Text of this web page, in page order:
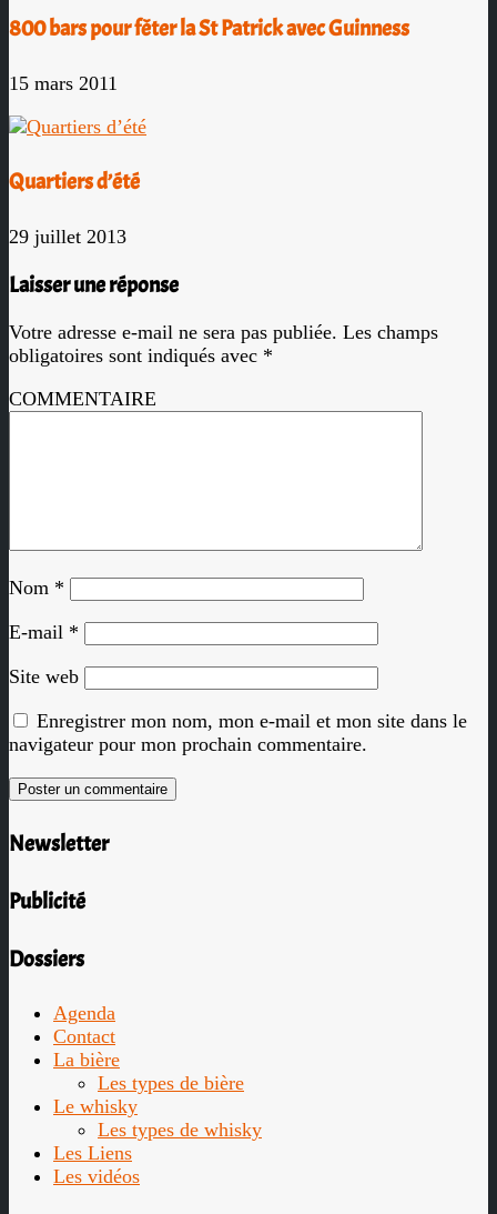
800 bars pour fêter la St Patrick avec Guinness
15 mars 2011
Quartiers d’été
29 juillet 2013
Laisser une réponse
Votre adresse e-mail ne sera pas publiée. Les champs
obligatoires sont indiqués avec *
COMMENTAIRE
Nom *
E-mail *
Site web
Enregistrer mon nom, mon e-mail et mon site dans le
navigateur pour mon prochain commentaire.
Newsletter
Publicité
Dossiers
Agenda
Contact
La bière
Les types de bière
Le whisky
Les types de whisky
Les Liens
Les vidéos